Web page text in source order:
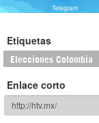
Etiquetas
Elecciones Colombia
Enlace corto